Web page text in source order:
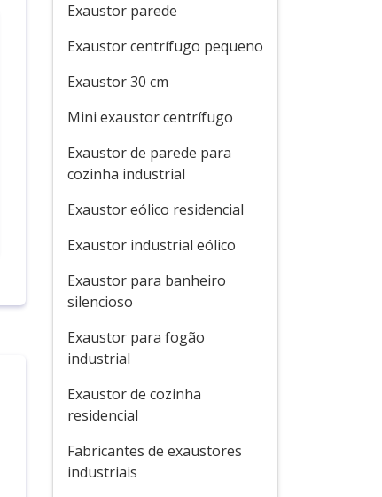
Exaustor parede
Exaustor centrífugo pequeno
Exaustor 30 cm
Mini exaustor centrífugo
Exaustor de parede para
cozinha industrial
Exaustor eólico residencial
Exaustor industrial eólico
Exaustor para banheiro
silencioso
Exaustor para fogão
industrial
Exaustor de cozinha
residencial
Fabricantes de exaustores
industriais